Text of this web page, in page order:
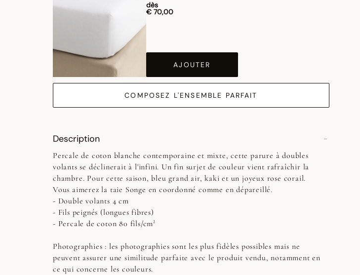
dès
€ 70,00
AJOUTER
COMPOSEZ L'ENSEMBLE PARFAIT
Description
Percale de coton blanche contemporaine et mixte, cette parure à doubles
volants se déclinerait à l'infini. Un fin surjet de couleur vient rafraîchir la
chambre. Pour cette saison, bleu grand air, kaki et un joyeux rose corail.
Vous aimerez la taie Songe en coordonné comme en dépareillé.
- Double volants 4 cm
- Fils peignés (longues fibres)
- Percale de coton 80 fils/cm²
Photographies : les photographies sont les plus fidèles possibles mais ne
peuvent assurer une similitude parfaite avec le produit vendu, notamment en
ce qui concerne les couleurs.